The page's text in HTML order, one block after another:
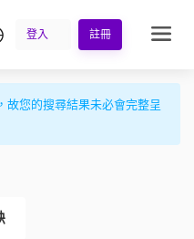
繁中登入 註冊
故您的搜尋結果未必會完整呈